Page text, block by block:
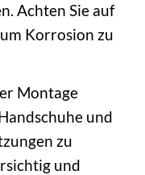
Achten Sie auf
Korrosion zu
Montage
und
zu
und